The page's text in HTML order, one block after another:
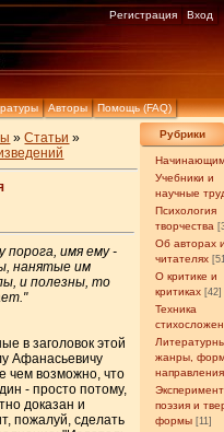
Авторы Помощь (FAQ)
Регистрация Вход
Рубрики
Учебники и
научные
Психология
творчества
Об авторах
читателях
О критике и
критиках [42]
Техника
жанры,
направления
поэзия и
формы [11]
»Статьи »
порога, имя ему -
нанятые им
и полезны, то
в заголовок этой
Афанасьевичу
чем возможно, что
- просто потому,
доказан и
пожалуй, сделать